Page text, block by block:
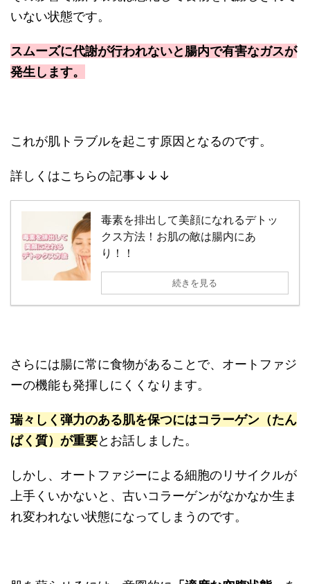
いない状態です。
スムーズに代謝が行われないと腸内で有害なガスが
発生します。
これが肌トラブルを起こす原因となるのです。
詳しくはこちらの記事↓↓↓
毒素を排出して美顔になれるデトッ
クス方法！お肌の敵は腸内にあ
り！！
続きを見る
さらには腸に常に食物があることで、オートファジ
ーの機能も発揮しにくくなります。
瑞々しく弾力のある肌を保つにはコラーゲン（たん
ぱく質）が重要とお話しました。
しかし、オートファジーによる細胞のリサイクルが
上手くいかないと、古いコラーゲンがなかなか生ま
れ変われない状態になってしまうのです。